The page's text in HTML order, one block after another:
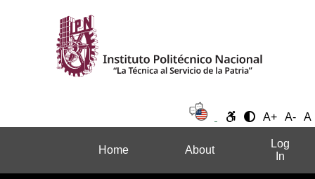
A+ A- A
Home About
Log
In